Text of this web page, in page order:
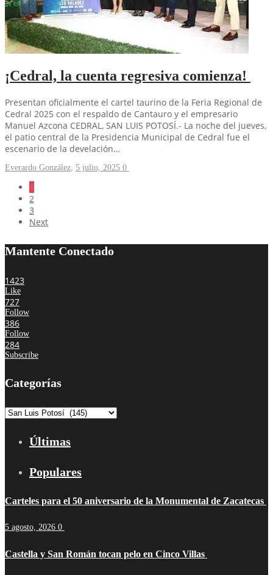
¡Cedral, la cuenta regresiva comienza!
Presentan oficialmente el cartel taurino de la Feria Regional de
Cedral 2025 con el respaldo de Cantauro y el empresario
Manuel Azcona CEDRAL, SAN LUIS POTOSÍ.- La noche del jueves,
el patio central de la Presidencia Municipal de Cedral fue el
escenario de la develación…
Everardo González, 5 julio, 2025 0
1
2
3
Next
Mantente Conectado
1423
Like
727
Follow
386
Follow
284
Subscribe
Categorías
Categorías
Últimas
Populares
Carteles para el 50 aniversario de la Monumental de Zacatecas
5 agosto, 2026 0
Castella y San Román tocan pelo en Cinco Villas